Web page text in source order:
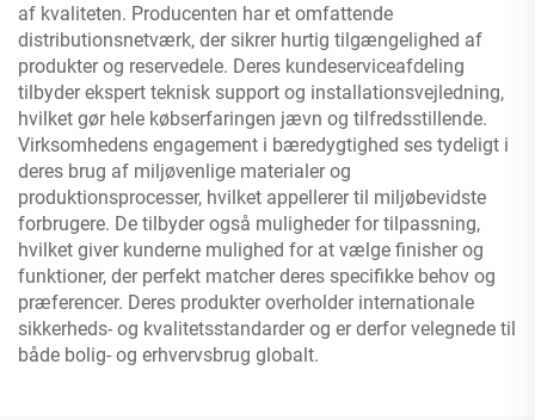
af kvaliteten. Producenten har et omfattende
distributionsnetværk, der sikrer hurtig tilgængelighed af
produkter og reservedele. Deres kundeserviceafdeling
tilbyder ekspert teknisk support og installationsvejledning,
hvilket gør hele købserfaringen jævn og tilfredsstillende.
Virksomhedens engagement i bæredygtighed ses tydeligt i
deres brug af miljøvenlige materialer og
produktionsprocesser, hvilket appellerer til miljøbevidste
forbrugere. De tilbyder også muligheder for tilpassning,
hvilket giver kunderne mulighed for at vælge finisher og
funktioner, der perfekt matcher deres specifikke behov og
præferencer. Deres produkter overholder internationale
sikkerheds- og kvalitetsstandarder og er derfor velegnede til
både bolig- og erhvervsbrug globalt.